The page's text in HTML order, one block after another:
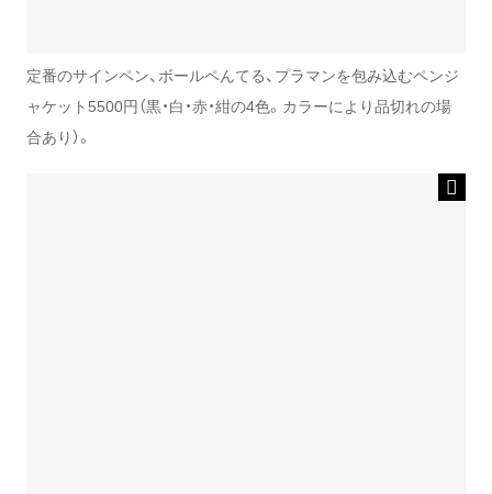
定番のサインペン、ボールペんてる、プラマンを包み込むペンジ
ャケット5500円（黒・白・赤・紺の4色。カラーにより品切れの場
合あり）。